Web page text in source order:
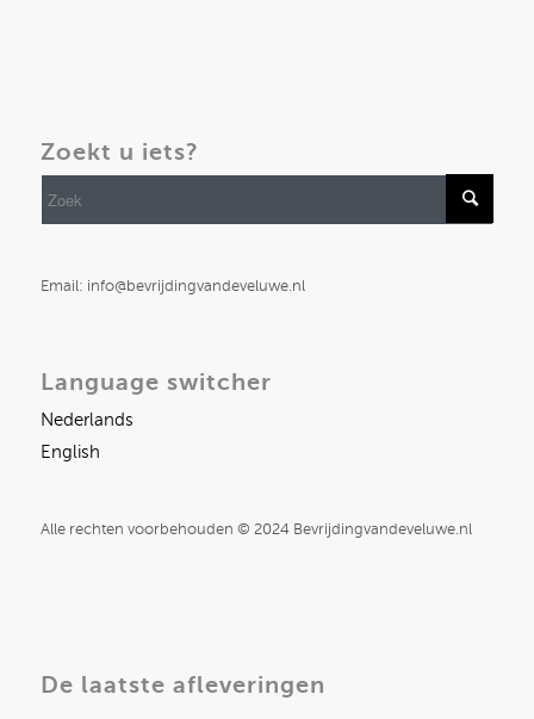
Zoekt u iets?
Email: info@bevrijdingvandeveluwe.nl
Language switcher
Nederlands
English
Alle rechten voorbehouden © 2024 Bevrijdingvandeveluwe.nl
De laatste afleveringen